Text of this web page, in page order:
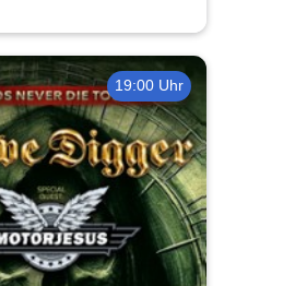
19:00 Uhr